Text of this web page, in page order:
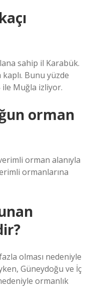
sahip il Karabük.
Bunu yüzde
ile Muğla izliyor.
orman
orman alanıyla
ormanlarına
olması nedeniyle
Güneydoğu ve İç
ormanlık